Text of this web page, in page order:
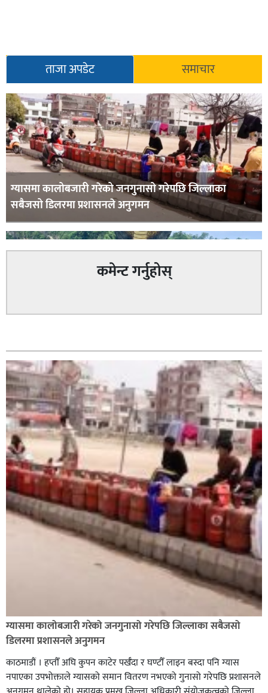
ताजा अपडेट समाचार
ग्यासमा कालोबजारी गरेको जनगुनासो गरेपछि जिल्लाका
सबैजसो डिलरमा प्रशासनले अनुगमन
नेवार सेवा समिति घोराहीद्वारा एक महिने नेवारी बाजा तथा नृत्य
प्रशिक्षण सुरु,
शिक्षालाई उत्पादन, समृद्धि एवं सृजनशीलतासँग जोड्ने घोराही
बनाऔँ अभियानमा मेरो पनि साथ कमल ओली
कमेन्ट गर्नुहोस्
ग्यासमा कालोबजारी गरेको जनगुनासो गरेपछि जिल्लाका सबैजसो
डिलरमा प्रशासनले अनुगमन
काठमाडौं । हप्तौँ अघि कुपन काटेर पर्खँदा र घण्टौँ लाइन बस्दा पनि ग्यास
नपाएका उपभोक्ताले ग्यासको समान वितरण नभएको गुनासो गरेपछि प्रशासनले